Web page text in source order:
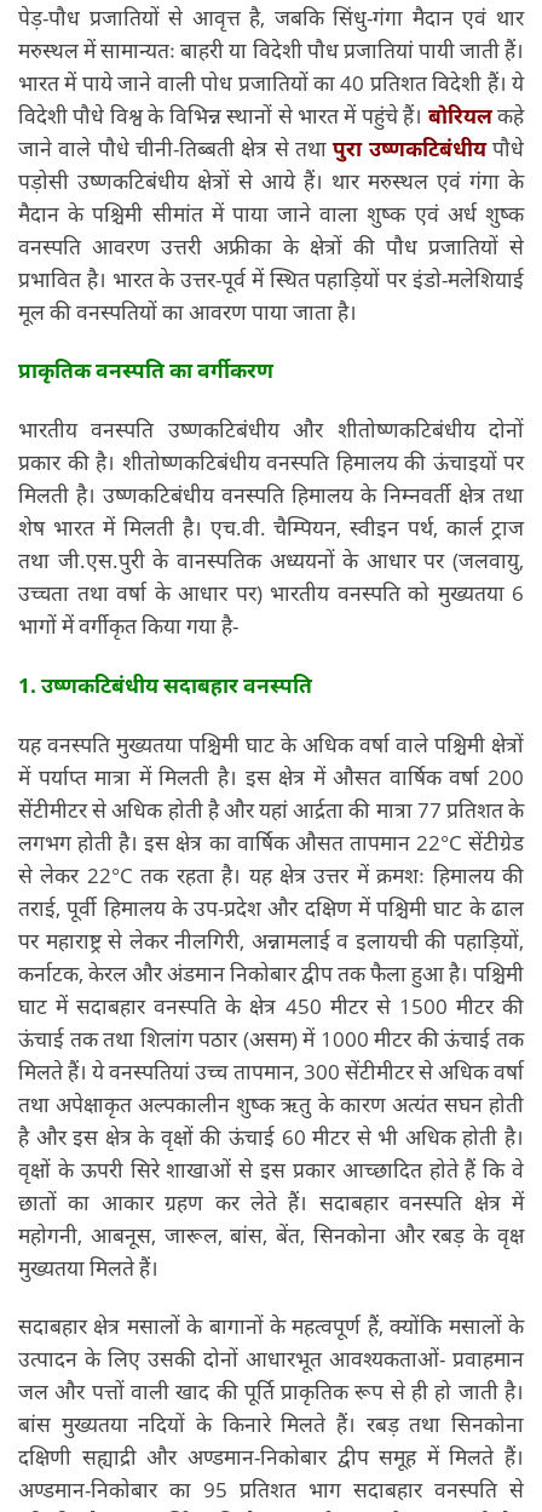
पेड़-पौध प्रजातियों से आवृत्त है, जबकि सिंधु-गंगा मैदान एवं थार
मरुस्थल में सामान्यतः बाहरी या विदेशी पौध प्रजातियां पायी जाती हैं।
भारत में पाये जाने वाली पोध प्रजातियों का 40 प्रतिशत विदेशी हैं। ये
विदेशी पौधे विश्व के विभिन्न स्थानों से भारत में पहुंचे हैं। बोरियलकहे
जाने वाले पौधे चीनी-तिब्बती क्षेत्र से तथापुरा उष्णकटिबंधीयपौधे
पड़ोसी उष्णकटिबंधीय क्षेत्रों से आये हैं। थार मरुस्थल एवं गंगा के
मैदान के पश्चिमी सीमांत में पाया जाने वाला शुष्क एवं अर्ध शुष्क
वनस्पति आवरण उत्तरी अफ्रीका के क्षेत्रों की पौध प्रजातियों से
प्रभावित है। भारत के उत्तर-पूर्व में स्थित पहाड़ियों पर इंडो-मलेशियाई
मूल की वनस्पतियों का आवरण पाया जाता है।
प्राकृतिक वनस्पति का वर्गीकरण
भारतीय वनस्पति उष्णकटिबंधीय और शीतोष्णकटिबंधीय दोनों
प्रकार की है। शीतोष्णकटिबंधीय वनस्पति हिमालय की ऊंचाइयों पर
मिलती है। उष्णकटिबंधीय वनस्पति हिमालय के निम्नवर्ती क्षेत्र तथा
शेष भारत में मिलती है। एच.वी. चैम्पियन, स्वीइन पर्थ, कार्ल ट्राज
तथा जी.एस.पुरी के वानस्पतिक अध्ययनों के आधार पर (जलवायु,
उच्चता तथा वर्षा के आधार पर) भारतीय वनस्पति को मुख्यतया 6
भागों में वर्गीकृत किया गया है-
1. उष्णकटिबंधीय सदाबहार वनस्पति
यह वनस्पति मुख्यतया पश्चिमी घाट के अधिक वर्षा वाले पश्चिमी क्षेत्रों
में पर्याप्त मात्रा में मिलती है। इस क्षेत्र में औसत वार्षिक वर्षा 200
सेंटीमीटर से अधिक होती है और यहां आर्द्रता की मात्रा 77 प्रतिशत के
लगभग होती है। इस क्षेत्र का वार्षिक औसत तापमान 22°C सेंटीग्रेड
से लेकर 22°C तक रहता है। यह क्षेत्र उत्तर में क्रमशः हिमालय की
तराई, पूर्वी हिमालय के उप-प्रदेश और दक्षिण में पश्चिमी घाट के ढाल
पर महाराष्ट्र से लेकर नीलगिरी, अन्नामलाई व इलायची की पहाड़ियों,
कर्नाटक, केरल और अंडमान निकोबार द्वीप तक फैला हुआ है। पश्चिमी
घाट में सदाबहार वनस्पति के क्षेत्र 450 मीटर से 1500 मीटर की
ऊंचाई तक तथा शिलांग पठार (असम) में 1000 मीटर की ऊंचाई तक
मिलते हैं। ये वनस्पतियां उच्च तापमान, 300 सेंटीमीटर से अधिक वर्षा
तथा अपेक्षाकृत अल्पकालीन शुष्क ऋतु के कारण अत्यंत सघन होती
है और इस क्षेत्र के वृक्षों की ऊंचाई 60 मीटर से भी अधिक होती है।
वृक्षों के ऊपरी सिरे शाखाओं से इस प्रकार आच्छादित होते हैं कि वे
छातों का आकार ग्रहण कर लेते हैं। सदाबहार वनस्पति क्षेत्र में
महोगनी, आबनूस, जारूल, बांस, बेंत, सिनकोना और रबड़ के वृक्ष
मुख्यतया मिलते हैं।
सदाबहार क्षेत्र मसालों के बागानों के महत्वपूर्ण हैं, क्योंकि मसालों के
उत्पादन के लिए उसकी दोनों आधारभूत आवश्यकताओं- प्रवाहमान
जल और पत्तों वाली खाद की पूर्ति प्राकृतिक रूप से ही हो जाती है।
बांस मुख्यतया नदियों के किनारे मिलते हैं। रबड़ तथा सिनकोना
दक्षिणी सह्याद्री और अण्डमान-निकोबार द्वीप समूह में मिलते हैं।
अण्डमान-निकोबार का 95 प्रतिशत भाग सदाबहार वनस्पति से